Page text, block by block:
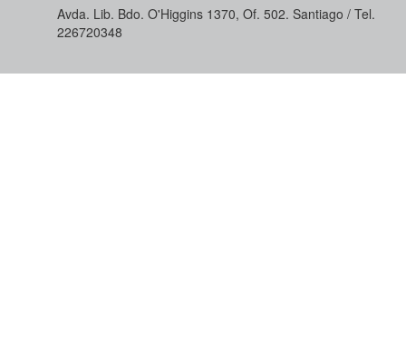
Avda. Lib. Bdo. O'Higgins 1370, Of. 502. Santiago / Tel.
226720348